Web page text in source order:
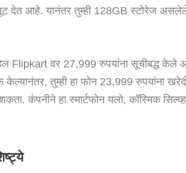
देत आहे. यानंतर तुम्ही 128GB स्टोरेज
Flipkart वर 27,999 रुपयांना सूचीबद्ध केले
तुम्ही हा फोन 23,999 रुपयांना
कंपनीने हा स्मार्टफोन यलो, कॉस्मिक